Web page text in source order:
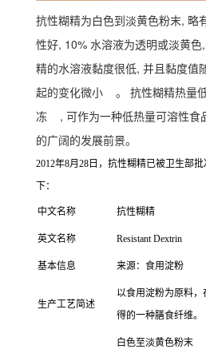
抗性糊精为白色到淡黄色粉末, 略
性好, 10% 水溶液为透明或淡黄
精的水溶液黏度很低, 并且黏度值
起的变化微小
。 抗性糊精热量
冻
, 可作为一种低热量可溶性
的广阔的发展前景。
2012年8月28日，抗性糊精已被卫生部
下：
中文名称 抗性糊精
英文名称 Resistant Dextrin
基本信息 来源：食用淀粉
生产工艺简述
以食用淀粉为原料，
得的一种膳食纤维。
白色至淡黄色粉末